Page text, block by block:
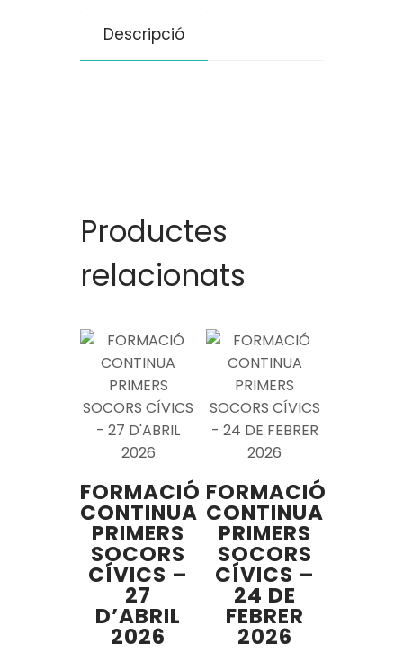
Descripció
Productes
relacionats
FORMACIÓ
CONTINUA
PRIMERS
SOCORS
CÍVICS –
27
D’ABRIL
2026
FORMACIÓ
CONTINUA
PRIMERS
SOCORS
CÍVICS –
24 DE
FEBRER
2026